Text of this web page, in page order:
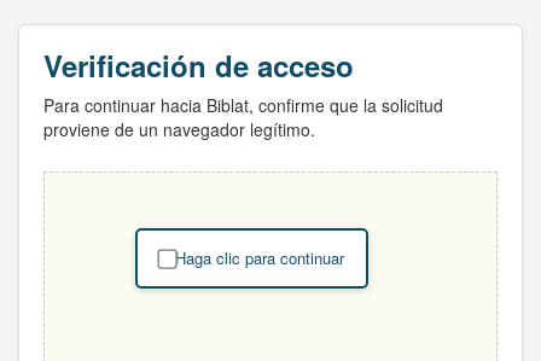
Verificación de acceso
Para continuar hacia Biblat, confirme que la solicitud
proviene de un navegador legítimo.
Haga clic para continuar